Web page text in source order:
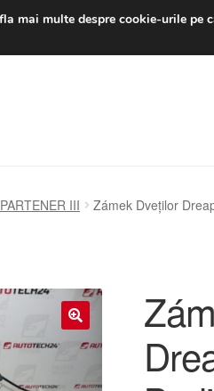
luni-vineri 9 a.m. -
III Zámek Dveților
🔍
mai multe despre cookie-urile pe